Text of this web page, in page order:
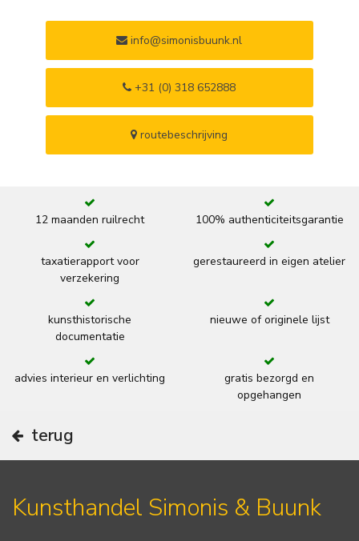
info@simonisbuunk.nl
+31 (0) 318 652888
routebeschrijving
12 maanden ruilrecht 100% authenticiteitsgarantie
taxatierapport voor
verzekering
gerestaureerd in eigen atelier
kunsthistorische
documentatie
nieuwe of originele lijst
advies interieur en verlichting
gratis bezorgd en
opgehangen
terug
Kunsthandel Simonis & Buunk